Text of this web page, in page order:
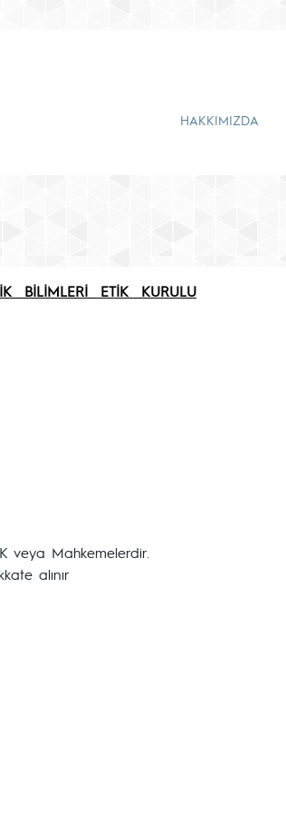
HAKKIMIZDA
BİLİMLERİ ETİK KURULU
veya Mahkemelerdir.
alınır